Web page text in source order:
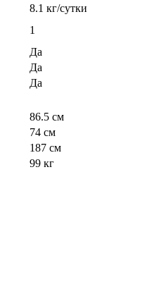
8.1 кг/сутки
1
Да
Да
Да
86.5 см
74 см
187 см
99 кг